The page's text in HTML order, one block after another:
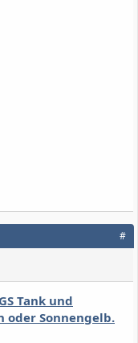
#
Tank und
oder Sonnengelb.